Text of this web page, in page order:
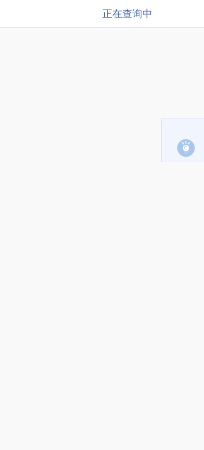
正在查询中